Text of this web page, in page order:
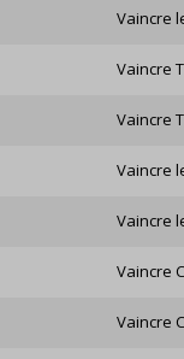
Vaincre
Vaincre
Vaincre
Vaincre
Vaincre
Vaincre
Vaincre